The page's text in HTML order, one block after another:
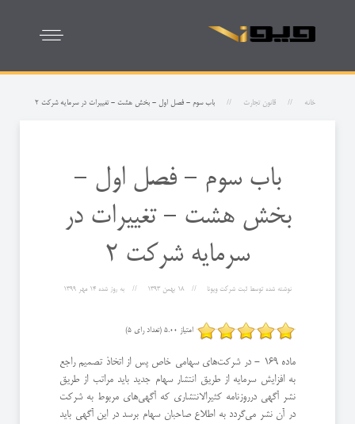
خانه قانون تجارت باب سوم - فصل اول - بخش هشت - تغییرات در سرمایه شركت 2
باب سوم - فصل اول -
بخش هشت - تغییرات در
سرمایه شركت 2
نوشته شده توسط ثبت شرکت ویونا 18 بهمن 1393 به روز شده 14 مهر 1399
امتیاز 5.00 (تعداد رای 5)
ماده 169 - در شركت‌های سهامی خاص پس از اتخاذ تصمیم راجع
به افزایش سرمایه از طریق انتشار سهام جدید باید مراتب از طریق
نشر آگهی در‌روزنامه كثیرالانتشاری كه آگهی‌های مربوط به شركت
در آن نشر می‌گردد به اطلاع صاحبان سهام برسد در این آگهی باید